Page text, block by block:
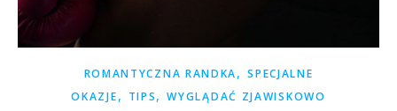
ROMANTYCZNA RANDKA,SPECJALNE
OKAZJE, TIPS,WYGLĄDAĆ ZJAWISKOWO